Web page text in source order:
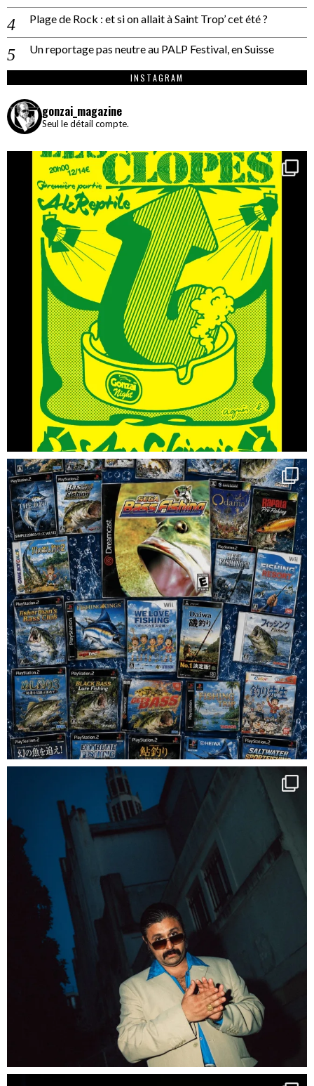
Plage de Rock : et si on allait à Saint Trop’ cet été ?
Un reportage pas neutre au PALP Festival, en Suisse
INSTAGRAM
gonzai_magazine
Seul le détail compte.